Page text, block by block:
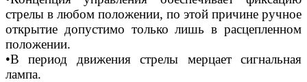
стрелы в любом положении, по этой причине ручное
открытие допустимо только лишь в расцепленном
положении.
•В период движения стрелы мерцает сигнальная
лампа.